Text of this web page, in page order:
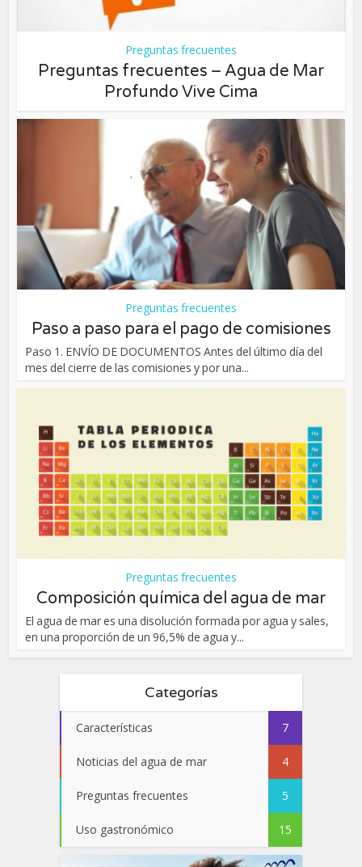
Preguntas frecuentes
Preguntas frecuentes – Agua de Mar
Profundo Vive Cima
Preguntas frecuentes
Paso a paso para el pago de comisiones
Paso 1. ENVÍO DE DOCUMENTOS Antes del último día del
mes del cierre de las comisiones y por una...
Preguntas frecuentes
Composición química del agua de mar
El agua de mar es una disolución formada por agua y sales,
en una proporción de un 96,5% de agua y...
Categorías
Características 7
Noticias del agua de mar 4
Preguntas frecuentes 5
Uso gastronómico 15